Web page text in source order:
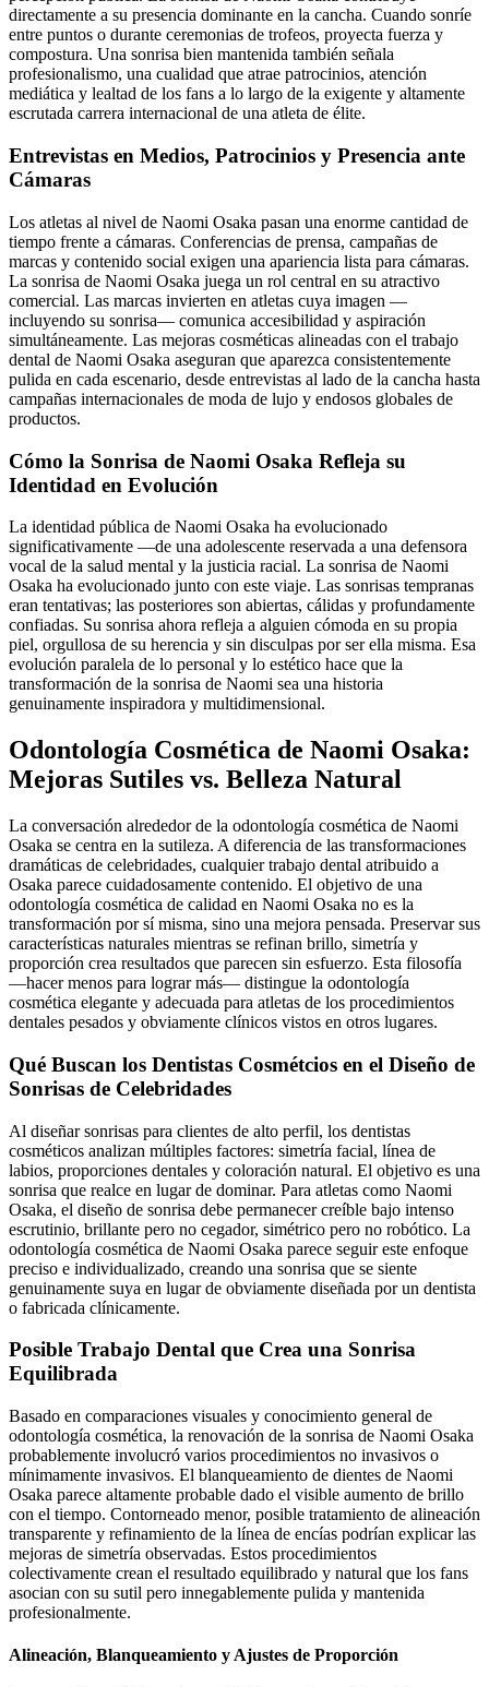
directamente a su presencia dominante en la cancha. Cuando sonríe
entre puntos o durante ceremonias de trofeos, proyecta fuerza y
compostura. Una sonrisa bien mantenida también señala
profesionalismo, una cualidad que atrae patrocinios, atención
mediática y lealtad de los fans a lo largo de la exigente y altamente
escrutada carrera internacional de una atleta de élite.
Entrevistas en Medios, Patrocinios y Presencia ante
Cámaras
Los atletas al nivel de Naomi Osaka pasan una enorme cantidad de
tiempo frente a cámaras. Conferencias de prensa, campañas de
marcas y contenido social exigen una apariencia lista para cámaras.
La sonrisa de Naomi Osaka juega un rol central en su atractivo
comercial. Las marcas invierten en atletas cuya imagen —
incluyendo su sonrisa— comunica accesibilidad y aspiración
simultáneamente. Las mejoras cosméticas alineadas con el trabajo
dental de Naomi Osaka aseguran que aparezca consistentemente
pulida en cada escenario, desde entrevistas al lado de la cancha hasta
campañas internacionales de moda de lujo y endosos globales de
productos.
Cómo la Sonrisa de Naomi Osaka Refleja su
Identidad en Evolución
La identidad pública de Naomi Osaka ha evolucionado
significativamente —de una adolescente reservada a una defensora
vocal de la salud mental y la justicia racial. La sonrisa de Naomi
Osaka ha evolucionado junto con este viaje. Las sonrisas tempranas
eran tentativas; las posteriores son abiertas, cálidas y profundamente
confiadas. Su sonrisa ahora refleja a alguien cómoda en su propia
piel, orgullosa de su herencia y sin disculpas por ser ella misma. Esa
evolución paralela de lo personal y lo estético hace que la
transformación de la sonrisa de Naomi sea una historia
genuinamente inspiradora y multidimensional.
Odontología Cosmética de Naomi Osaka:
Mejoras Sutiles vs. Belleza Natural
La conversación alrededor de la odontología cosmética de Naomi
Osaka se centra en la sutileza. A diferencia de las transformaciones
dramáticas de celebridades, cualquier trabajo dental atribuido a
Osaka parece cuidadosamente contenido. El objetivo de una
odontología cosmética de calidad en Naomi Osaka no es la
transformación por sí misma, sino una mejora pensada. Preservar sus
características naturales mientras se refinan brillo, simetría y
proporción crea resultados que parecen sin esfuerzo. Esta filosofía
—hacer menos para lograr más— distingue la odontología
cosmética elegante y adecuada para atletas de los procedimientos
dentales pesados y obviamente clínicos vistos en otros lugares.
Qué Buscan los Dentistas Cosmétcios en el Diseño de
Sonrisas de Celebridades
Al diseñar sonrisas para clientes de alto perfil, los dentistas
cosméticos analizan múltiples factores: simetría facial, línea de
labios, proporciones dentales y coloración natural. El objetivo es una
sonrisa que realce en lugar de dominar. Para atletas como Naomi
Osaka, el diseño de sonrisa debe permanecer creíble bajo intenso
escrutinio, brillante pero no cegador, simétrico pero no robótico. La
odontología cosmética de Naomi Osaka parece seguir este enfoque
preciso e individualizado, creando una sonrisa que se siente
genuinamente suya en lugar de obviamente diseñada por un dentista
o fabricada clínicamente.
Posible Trabajo Dental que Crea una Sonrisa
Equilibrada
Basado en comparaciones visuales y conocimiento general de
odontología cosmética, la renovación de la sonrisa de Naomi Osaka
probablemente involucró varios procedimientos no invasivos o
mínimamente invasivos. El blanqueamiento de dientes de Naomi
Osaka parece altamente probable dado el visible aumento de brillo
con el tiempo. Contorneado menor, posible tratamiento de alineación
transparente y refinamiento de la línea de encías podrían explicar las
mejoras de simetría observadas. Estos procedimientos
colectivamente crean el resultado equilibrado y natural que los fans
asocian con su sutil pero innegablemente pulida y mantenida
profesionalmente.
Alineación, Blanqueamiento y Ajustes de Proporción